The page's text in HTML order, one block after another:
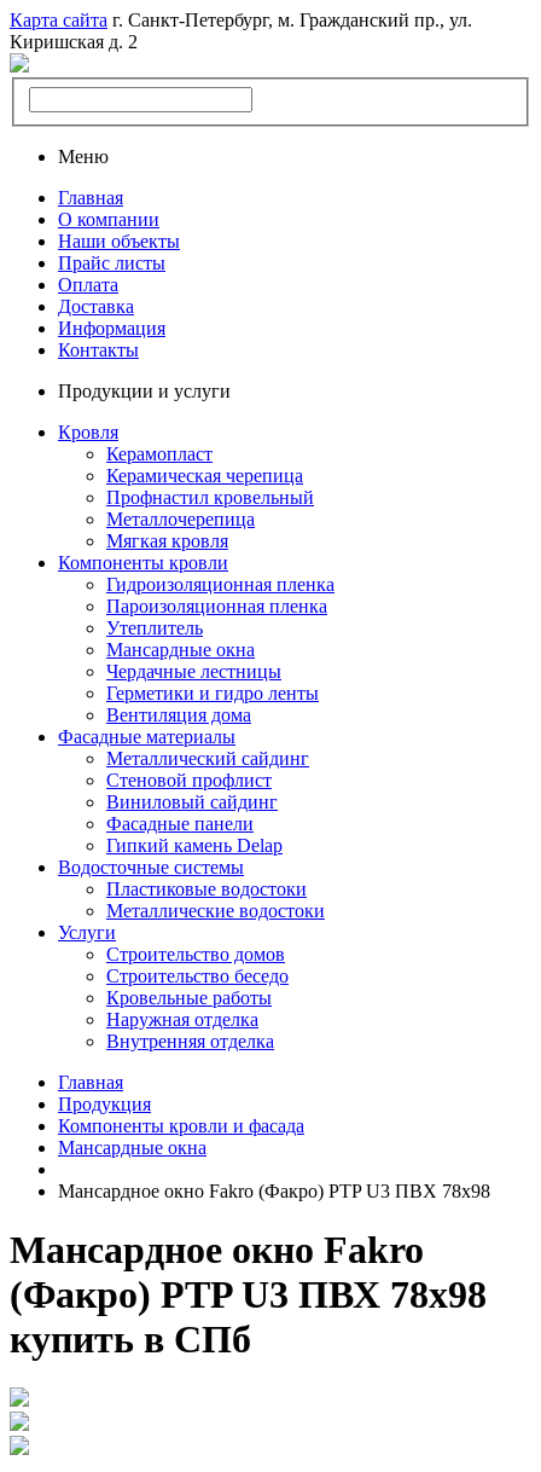
Карта сайта г. Санкт-Петербург, м. Гражданский пр., ул.
Киришская д. 2
Меню
Главная
О компании
Наши объекты
Прайс листы
Оплата
Доставка
Информация
Контакты
Продукции и услуги
Кровля
Керамопласт
Керамическая черепица
Профнастил кровельный
Металлочерепица
Мягкая кровля
Компоненты кровли
Гидроизоляционная пленка
Пароизоляционная пленка
Утеплитель
Мансардные окна
Чердачные лестницы
Герметики и гидро ленты
Вентиляция дома
Фасадные материалы
Металлический сайдинг
Стеновой профлист
Виниловый сайдинг
Фасадные панели
Гипкий камень Delap
Водосточные системы
Пластиковые водостоки
Металлические водостоки
Услуги
Строительство домов
Строительство беседо
Кровельные работы
Наружная отделка
Внутренняя отделка
Главная
Продукция
Компоненты кровли и фасада
Мансардные окна
Мансардное окно Fakro (Факро) PTP U3 ПВХ 78х98
Мансардное окно Fakro
(Факро) PTP U3 ПВХ 78х98
купить в СПб